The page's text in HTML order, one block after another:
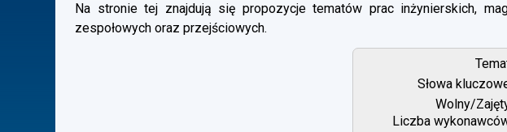
Na stronie tej znajdują się propozycje tematów prac inżynierskich,
zespołowych oraz przejściowych.
Słowa
Wolny/
Liczba